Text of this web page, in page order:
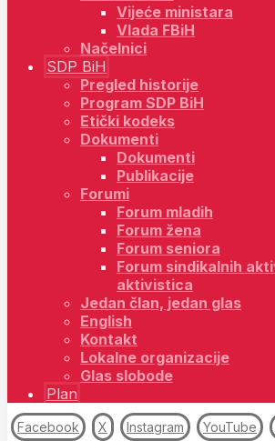
Vijeće ministara
Vlada FBiH
Načelnici
SDP BiH
Pregled historije
Program SDP BiH
Etički kodeks
Dokumenti
Dokumenti
Publikacije
Forumi
Forum mladih
Forum žena
Forum seniora
Forum sindikalnih
aktivistica
Jedan član, jedan glas
English
Kontakt
Lokalne organizacije
Glas slobode
Plan
Facebook X Instagram YouTube